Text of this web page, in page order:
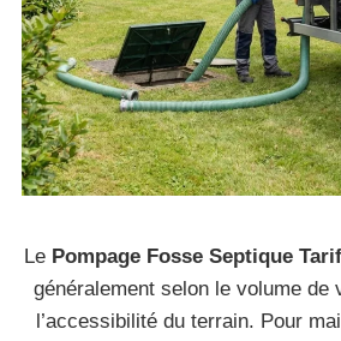
Le Pompage Fosse Septique Tarif
généralement selon le volume de
l’accessibilité du terrain. Pour